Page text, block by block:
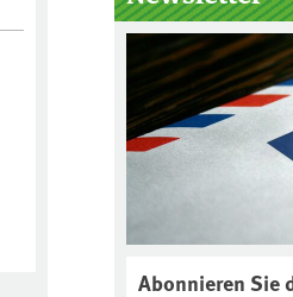
Boden
was
eines
dazu
https://
2-
Abonnieren Sie